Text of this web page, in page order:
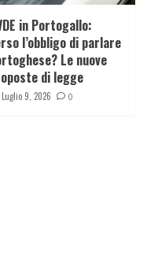
in Portogallo:
l’obbligo di parlare
Le nuove
di legge
Luglio 9, 2026 0